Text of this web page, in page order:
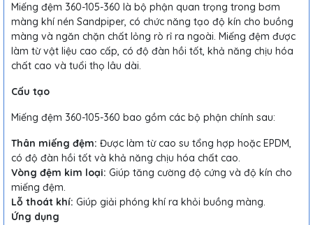
Miếng đệm 360-105-360 là bộ phận quan trọng trong bơm
màng khí nén Sandpiper, có chức năng tạo độ kín cho buồng
màng và ngăn chặn chất lỏng rò rỉ ra ngoài. Miếng đệm được
làm từ vật liệu cao cấp, có độ đàn hồi tốt, khả năng chịu hóa
chất cao và tuổi thọ lâu dài.
Cấu tạo
Miếng đệm 360-105-360 bao gồm các bộ phận chính sau:
Thân miếng đệm: Được làm từ cao su tổng hợp hoặc EPDM,
có độ đàn hồi tốt và khả năng chịu hóa chất cao.
Vòng đệm kim loại: Giúp tăng cường độ cứng và độ kín cho
miếng đệm.
Lỗ thoát khí: Giúp giải phóng khí ra khỏi buồng màng.
Ứng dụng